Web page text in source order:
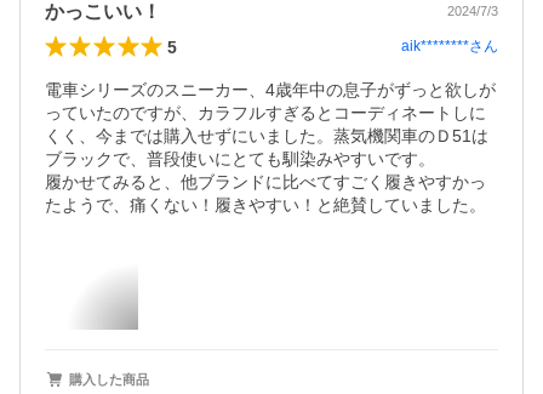
かっこいい！ 2024/7/3
5 aik********さん
電車シリーズのスニーカー、4歳年中の息子がずっと欲しが
っていたのですが、カラフルすぎるとコーディネートしに
くく、今までは購入せずにいました。蒸気機関車のＤ51は
ブラックで、普段使いにとても馴染みやすいです。
履かせてみると、他ブランドに比べてすごく履きやすかっ
たようで、痛くない！履きやすい！と絶賛していました。
購入した商品